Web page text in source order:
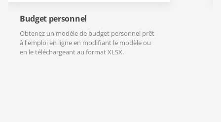
Budget personnel
Obtenez un modèle de budget personnel prêt
à l'emploi en ligne en modifiant le modèle ou
en le téléchargeant au format XLSX.